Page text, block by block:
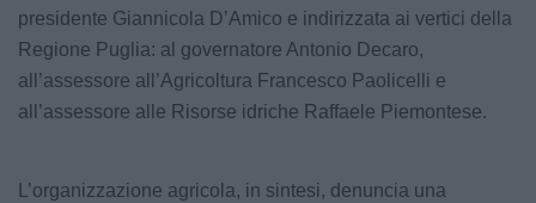
presidente Giannicola D’Amico e indirizzata ai vertici della
Regione Puglia: al governatore Antonio Decaro,
all’assessore all’Agricoltura Francesco Paolicelli e
all’assessore alle Risorse idriche Raffaele Piemontese.
L’organizzazione agricola, in sintesi, denuncia una